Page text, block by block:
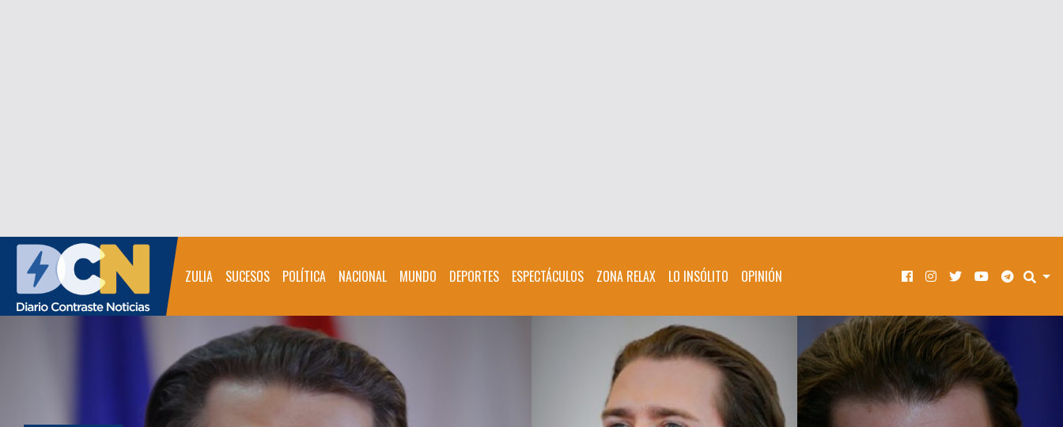
ZULIA SUCESOS POLÍTICA NACIONAL MUNDO DEPORTES ESPECTÁCULOS ZONA RELAX LO INSÓLITO OPINIÓN